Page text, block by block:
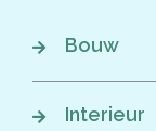
Bouw
Interieur